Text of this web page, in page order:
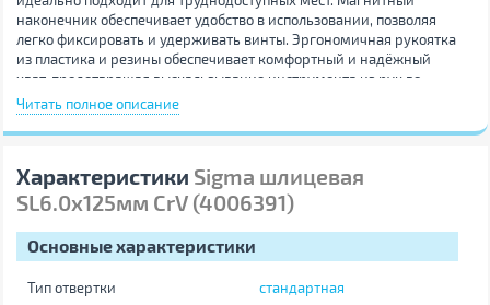
наконечник обеспечивает удобство в использовании, позволяя
легко фиксировать и удерживать винты. Эргономичная рукоятка
из пластика и резины обеспечивает комфортный и надёжный
хват, предотвращая выскальзывание инструмента из рук во
время работы. Эта стандартная фиксированная отвертка станет
незаменимым помощником как в профессиональной
деятельности, так и в бытовых задачах.
Читать полное описание
Характеристики Sigma шлицевая
SL6.0x125мм CrV (4006391)
Основные характеристики
Тип отвертки
стандартная